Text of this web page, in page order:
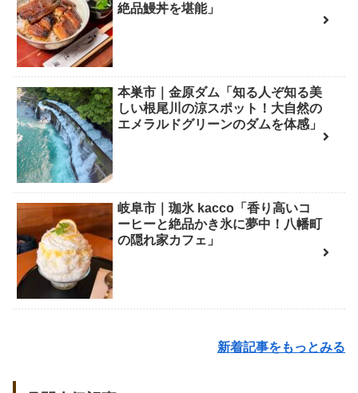
絶品鰻丼を堪能」
本巣市｜金原ダム「知る人ぞ知る美
しい根尾川の涼スポット！大自然の
エメラルドグリーンのダムを体感」
岐阜市｜珈氷 kacco「香り高いコ
ーヒーと絶品かき氷に夢中！八幡町
の隠れ家カフェ」
新着記事をもっとみる